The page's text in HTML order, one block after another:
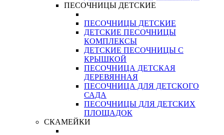
ПЕСОЧНИЦЫ ДЕТСКИЕ
ПЕСОЧНИЦЫ ДЕТСКИЕ
ДЕТСКИЕ ПЕСОЧНИЦЫ
КОМПЛЕКСЫ
ДЕТСКИЕ ПЕСОЧНИЦЫ С
КРЫШКОЙ
ПЕСОЧНИЦА ДЕТСКАЯ
ДЕРЕВЯННАЯ
ПЕСОЧНИЦА ДЛЯ ДЕТСКОГО
САДА
ПЕСОЧНИЦЫ ДЛЯ ДЕТСКИХ
ПЛОЩАДОК
СКАМЕЙКИ